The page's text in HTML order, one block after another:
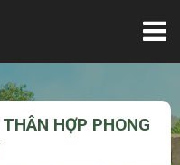
HỢP PHONG